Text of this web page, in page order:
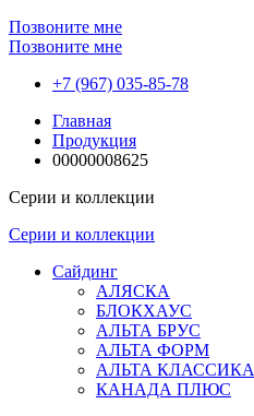
Позвоните мне
Позвоните мне
+7 (967) 035-85-78
Главная
Продукция
00000008625
Серии и коллекции
Серии и коллекции
Сайдинг
АЛЯСКА
БЛОКХАУС
АЛЬТА БРУС
АЛЬТА ФОРМ
АЛЬТА КЛАССИКА
КАНАДА ПЛЮС